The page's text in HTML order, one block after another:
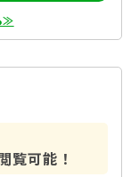
≫
覧可能！